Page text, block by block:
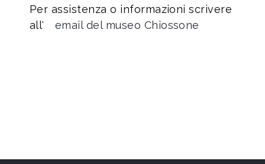
Per assistenza o informazioni scrivere
all'
email del museo Chiossone